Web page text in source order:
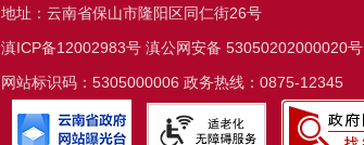
地址：云南省保山市隆阳区同仁街26号
滇ICP备12002983号滇公网安备 53050202000020号
网站标识码：5305000006 政务热线：0875-12345